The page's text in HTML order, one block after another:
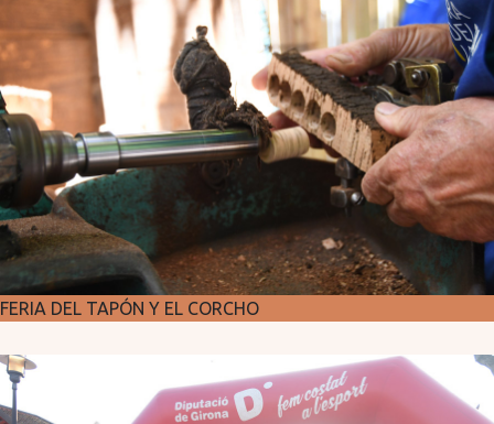
FERIA DEL TAPÓN Y EL CORCHO